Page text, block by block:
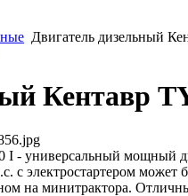
Двигатель дизельный
Кентавр
I - универсальный мощный
с электростартером может
на минитрактора.